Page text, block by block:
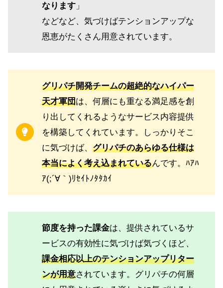
なります 」
などなど、気づけばテンションアップな
恩恵がたくさん用意されています。
グリパチ開発チームの超絶的なハイパー
天才軍団は、何層にも重なる満足感を創
り出してくれるようなサービス内容提供
を構築してくれています。しっかりそこ
に気づけば、 グリパチのあらゆる仕様は
本当によく考え込まれているんです。ﾊｱﾊ
ｱ(;´∀｀)ﾘｾｲﾄﾉﾀﾀｶｲ
節度を持った課金は、提供されているサ
ービスの有効性に気づけば気づくほど、
課金相応以上のテンションアップリター
ンが用意されています。グリパチの何層